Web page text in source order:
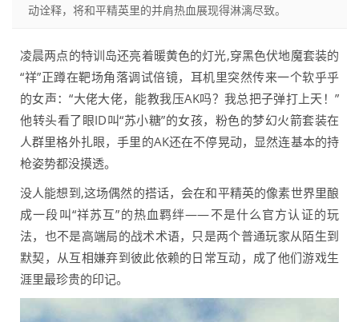
动诠释，将和平精英里的并肩热血展现得淋漓尽致。
凌晨两点的特训岛还亮着暖黄色的灯光,穿黑色伏地魔套装的
“祥”正蹲在靶场角落调试倍镜，耳机里突然传来一个软乎乎
的女声：“大佬大佬，能教我压AK吗？我总把子弹打上天！”
他转头看了眼ID叫“苏小糖”的女孩，粉色的梦幻火箭套装在
人群里格外扎眼，手里的AK还在不停晃动，显然连基本的持
枪姿势都没摸透。
没人能想到,这场偶然的搭话，会在和平精英的像素世界里酿
成一段叫“祥苏互”的热血羁绊——不是什么官方认证的玩
法，也不是高端局的战术术语，只是两个普通玩家从陌生到
默契，从互相嫌弃到彼此依赖的日常互动，成了他们游戏生
涯里最珍贵的印记。